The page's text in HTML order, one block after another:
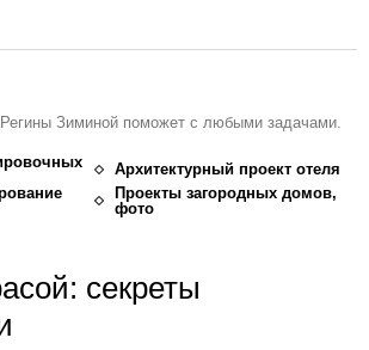
Зиминой поможет с любыми задачами.
Архитектурный проект отеля
Проекты загородных домов,
фото
секреты